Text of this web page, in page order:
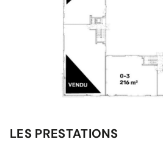
LES PRESTATIONS